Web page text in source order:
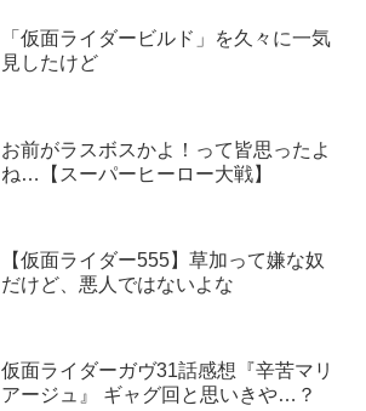
「仮面ライダービルド」を久々に一気
見したけど
お前がラスボスかよ！って皆思ったよ
ね…【スーパーヒーロー大戦】
【仮面ライダー555】草加って嫌な奴
だけど、悪人ではないよな
仮面ライダーガヴ31話感想『辛苦マリ
アージュ』 ギャグ回と思いきや…？